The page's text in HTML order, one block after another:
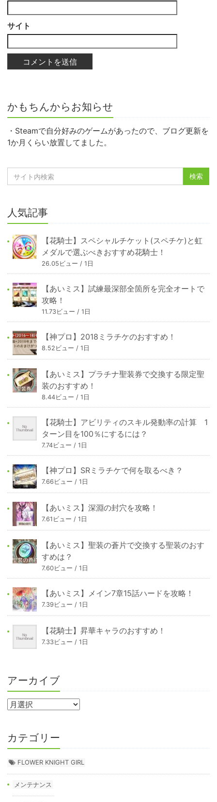
サイト
かもちんからお知らせ
・Steamで自分好みのゲームがあったので、ブログ更新を
1か月くらい放置してました。
人気記事
【花騎士】スペシャルチケット(スペチケ)と虹
メダルで選ぶべきおすすめ花騎士！
26.05ビュー / 1日
【あいミス】試練最深部全箇所を完全オートで
攻略！
11.73ビュー / 1日
【神プロ】2018ミラチケのおすすめ！
8.52ビュー / 1日
【あいミス】プラチナ聖装券で交換する限定聖
装のおすすめ！
8.44ビュー / 1日
【花騎士】アビリティのスキル発動率の計算 1
ターン目を100％にするには？
7.74ビュー / 1日
【神プロ】SRミラチケで何を取るべき？
7.66ビュー / 1日
【あいミス】深淵の封穴を攻略！
7.61ビュー / 1日
【あいミス】聖装の蒼片で交換する聖装のおす
すめは？
7.60ビュー / 1日
【あいミス】メイン7章15話ハードを攻略！
7.39ビュー / 1日
【花騎士】昇華キャラのおすすめ！
7.33ビュー / 1日
アーカイブ
カテゴリー
FLOWER KNIGHT GIRL
メンテナンス